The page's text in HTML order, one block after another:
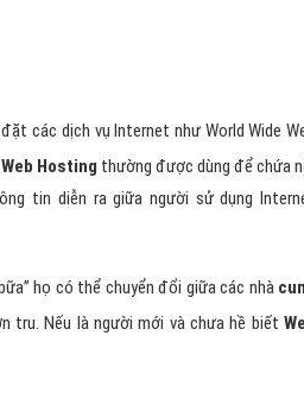
các dịch vụ Internet như World Wide
Web Hosting thường được dùng để chứa
tin diễn ra giữa người sử dụng
họ có thể chuyển đổi giữa các nhà
tru. Nếu là người mới và chưa hề biết